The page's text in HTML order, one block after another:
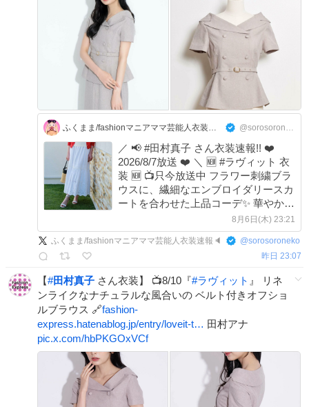
ふくまま/fashionマニアママ芸能人衣装速報🔈 @sorosoroneko
／ 📢 #田村真子 さん衣装速報!! ❤️
2026/8/7放送 ❤️ ＼ 🆕 #ラヴィット 衣
装 🆕 📺只今放送中 フラワー刺繍ブラ
ウスに、繊細なエンブロイダリースカ
ートを合わせた上品コーデ✨ 華やかさ
と軽やかさを兼ね備えた、大人フェミ
ニンなスタイリングが印象的です。
【※放送時saleで45％OFF!!】
8月6日(木) 23:21
ふくまま/fashionマニアママ芸能人衣装速報🔈 @sorosoroneko
昨日 23:07
【#田村真子 さん衣装】 📺8/10『#ラヴィット 』 リネ
ンライクなナチュラルな風合いの ベルト付きオフショ
ルブラウス 🔗fashion-
express.hatenablog.jp/entry/loveit-t… 田村アナ
pic.x.com/hbPKGOxVCf